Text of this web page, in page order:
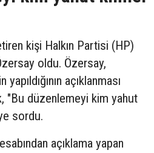
kişi Halkın Partisi (HP)
oldu. Özersay,
açıklanması
"Bu düzenlemeyi kim yahut
sordu.
açıklama yapan